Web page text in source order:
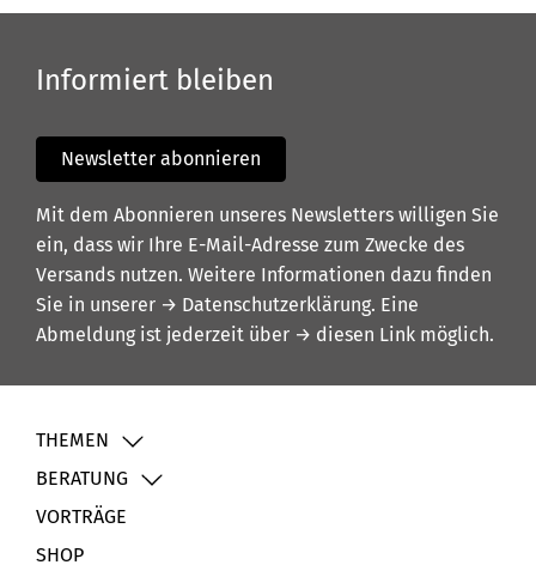
Informiert bleiben
Newsletter abonnieren
Mit dem Abonnieren unseres Newsletters willigen Sie
ein, dass wir Ihre E-Mail-Adresse zum Zwecke des
Versands nutzen. Weitere Informationen dazu finden
Sie in unserer → Datenschutzerklärung. Eine
Abmeldung ist jederzeit über → diesen Link möglich.
THEMEN
BERATUNG
VORTRÄGE
SHOP